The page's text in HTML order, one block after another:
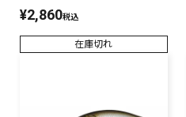
PREMIUM
¥2,860税込
在庫切れ